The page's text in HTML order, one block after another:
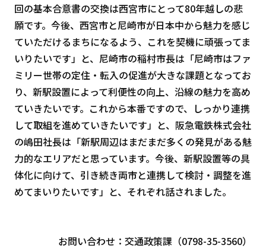
回の基本合意書の交換は西宮市にとって80年越しの悲
願です。今後、西宮市と尼崎市が日本中から魅力を感じ
ていただけるまちになるよう、これを契機に頑張ってま
いりたいです」と、尼崎市の稲村市長は「尼崎市はファ
ミリー世帯の定住・転入の促進が大きな課題となってお
り、新駅設置によって利便性の向上、沿線の魅力を高め
ていきたいです。これから本番ですので、しっかり連携
して取組を進めていきたいです」と、阪急電鉄株式会社
の嶋田社長は「新駅周辺はまだまだ多くの発見がある魅
力的なエリアだと思っています。今後、新駅設置等の具
体化に向けて、引き続き両市と連携して検討・調整を進
めてまいりたいです」と、それぞれ話されました。
お問い合わせ：交通政策課（0798-35-3560）